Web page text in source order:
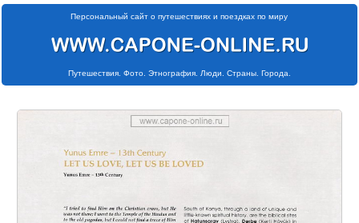
Персональный сайт о путешествиях и поездках по миру
Путешествия. Фото. Этнография. Люди. Страны. Города.